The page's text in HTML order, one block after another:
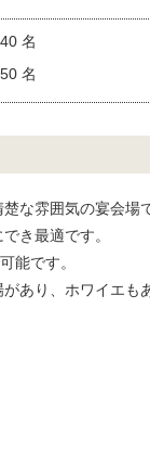
名
名
な雰囲気の宴会場
き最適です。
能です。
あり、ホワイエも